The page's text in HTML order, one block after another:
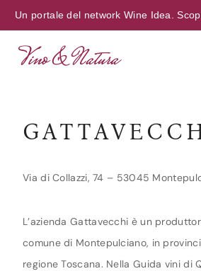
Un portale del network Wine Idea.
Via di Collazzi, 74 – 53045
L’azienda Gattavecchi è un
comune di Montepulciano, in
regione Toscana. Nella Guida vini di